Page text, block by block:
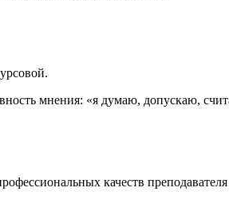
мнения: «я думаю, допускаю,
качеств